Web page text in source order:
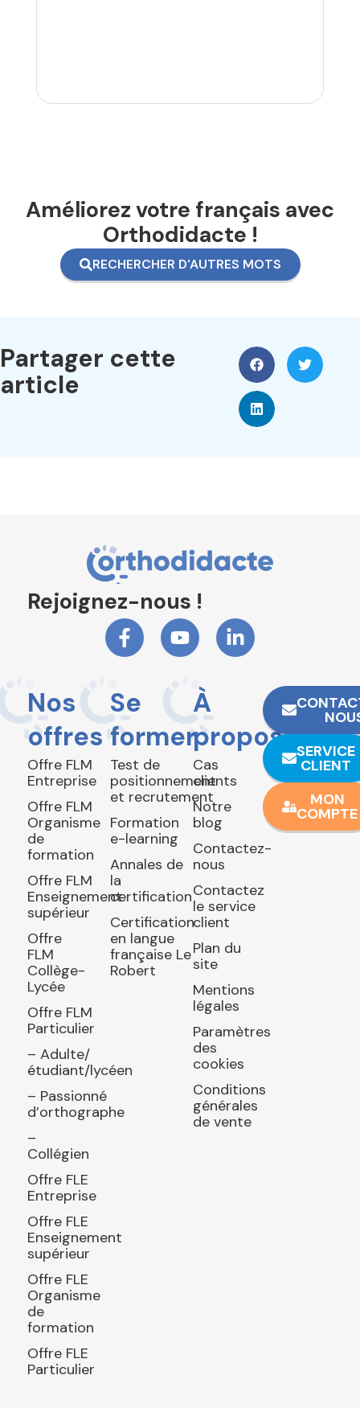
Améliorez votre français avec
Orthodidacte !
RECHERCHER D'AUTRES MOTS
Partager cette
article
Rejoignez-nous !
Nos
offres
Offre FLM
Entreprise
Offre FLM
Organisme
de
formation
Offre FLM
Enseignement
supérieur
Offre
FLM
Collège-
Lycée
Offre FLM
Particulier
– Adulte/
étudiant/lycéen
– Passionné
d’orthographe
–
Collégien
Offre FLE
Entreprise
Offre FLE
Enseignement
supérieur
Offre FLE
Organisme
de
formation
Offre FLE
Particulier
Se
former
Test de
positionnement
et recrutement
Formation
e-learning
Annales de
la
certification
Certification
en langue
française Le
Robert
À
propos
Cas
clients
Notre
blog
Contactez-
nous
Contactez
le service
client
Plan du
site
Mentions
légales
Paramètres
des
cookies
Conditions
générales
de vente
SERVICE
CLIENT
MON
COMPTE